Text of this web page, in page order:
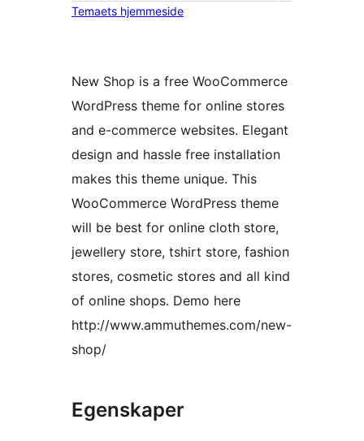
Temaets hjemmeside
New Shop is a free WooCommerce
WordPress theme for online stores
and e-commerce websites. Elegant
design and hassle free installation
makes this theme unique. This
WooCommerce WordPress theme
will be best for online cloth store,
jewellery store, tshirt store, fashion
stores, cosmetic stores and all kind
of online shops. Demo here
http://www.ammuthemes.com/new-
shop/
Egenskaper